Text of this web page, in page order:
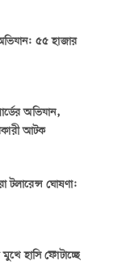
৫৫ হাজার
অভিযান,
আটক
টলারেন্স ঘোষণা:
মুখে হাসি ফোটাচ্ছে